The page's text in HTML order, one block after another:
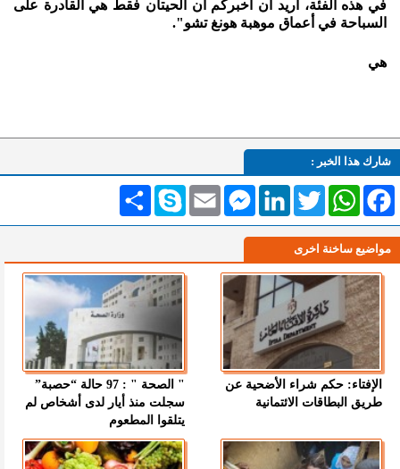
في هذه الفئة، أريد أن أخبركم أن الحيتان فقط هي القادرة على
السباحة في أعماق موهبة هونغ تشو".
هي
شارك هذا الخبر :
انشر Skype Email
MessengerLinkedInTwitterWhatsAppFacebook
مواضيع ساخنة اخرى
الإفتاء: حكم شراء الأضحية عن
طريق البطاقات الائتمانية
" الصحة " : 97 حالة “حصبة”
سجلت منذ أيار لدى أشخاص لم
يتلقوا المطعوم